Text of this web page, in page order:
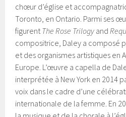
chœur d’église et
Toronto, en Ontario. Parmi ses
figurent The Rose Trilogy and
compositrice, Daley a composé
et des organismes artistiques en
Europe. L’œuvre a capella de
interprétée à New York en 2014
voix dans le cadre d’une
internationale de la femme. En